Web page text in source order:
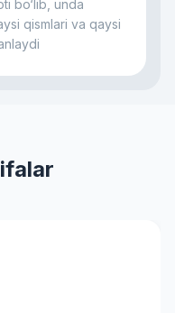
bo‘lib, unda
qismlari va qaysi